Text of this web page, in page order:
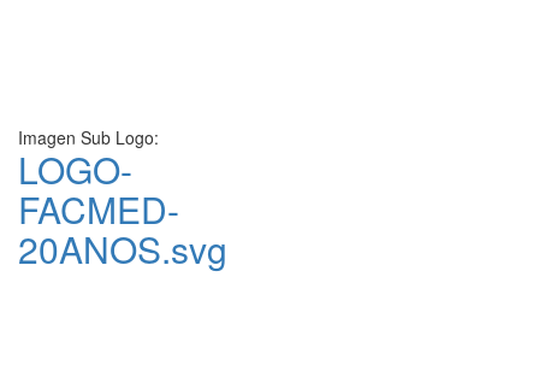
Imagen Sub Logo:
LOGO-
FACMED-
20ANOS.svg